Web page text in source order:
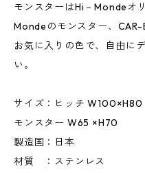
モンスターはHi－Mondeオ
Mondeのモンスター、CAR-
お気に入りの色で、自由に
い。
サイズ：ヒッチ W100×H80
モンスター W65 ×H70
製造国：日本
材質 ：ステンレス